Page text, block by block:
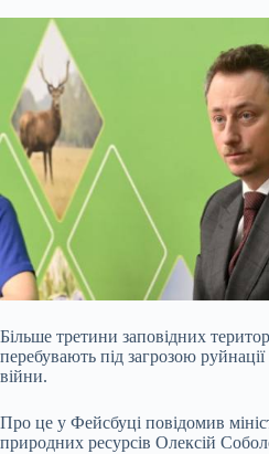
Більше третини заповідних
перебувають під загрозою
війни.
Про це у Фейсбуці повідомив
природних ресурсів Олексій